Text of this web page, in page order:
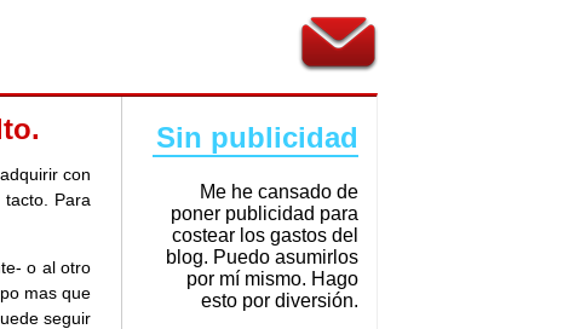
Sin publicidad
Me he cansado de
poner publicidad para
costear los gastos del
blog. Puedo asumirlos
por mí mismo. Hago
esto por diversión.
con
Para
o al otro
mas que
seguir